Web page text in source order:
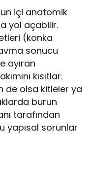
içi anatomik
yol açabilir.
(konka
sonucu
ayıran
kısıtlar.
de olsa kitleler ya
burun
tarafından
yapısal sorunlar